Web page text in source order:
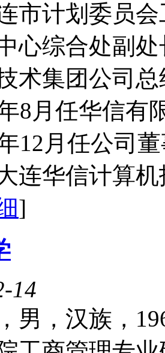
市计划委员
心综合处副
术集团公司
8月任华信有
12月任公司
连华信计算
]
14
男，汉族，